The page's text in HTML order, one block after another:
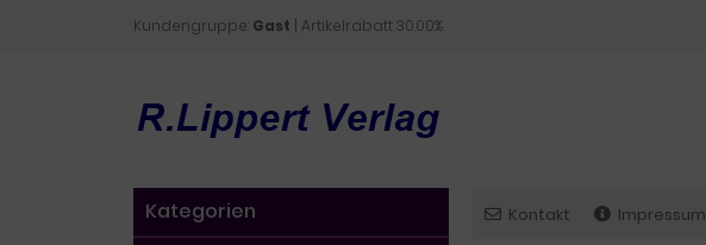
Kundengruppe: Gast | Artikelrabatt 30.00%
Kontakt Impressum
Kategorien